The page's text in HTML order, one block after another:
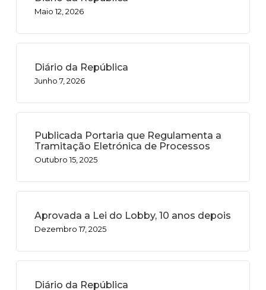
Maio 12, 2026
Diário da República
Junho 7, 2026
Publicada Portaria que Regulamenta a
Tramitação Eletrónica de Processos
Outubro 15, 2025
Aprovada a Lei do Lobby, 10 anos depois
Dezembro 17, 2025
Diário da República